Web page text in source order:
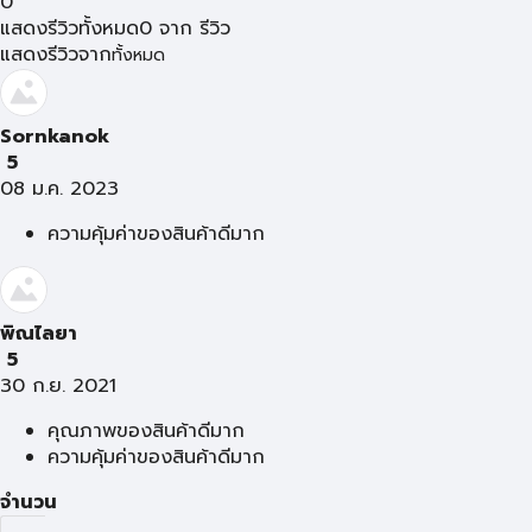
แสดงรีวิวทั้งหมด0 จาก รีวิว
แสดงรีวิวจากทั้งหมด
Sornkanok
5
08 ม.ค. 2023
ความคุ้มค่าของสินค้าดีมาก
พิณไลยา
5
30 ก.ย. 2021
คุณภาพของสินค้าดีมาก
ความคุ้มค่าของสินค้าดีมาก
จำนวน